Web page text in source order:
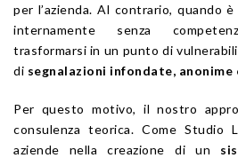
per l’azienda. Al contrario, quando
internamente senza
trasformarsi in un punto di
di segnalazioni infondate,
Per questo motivo, il nostro
consulenza teorica. Come Studio
aziende nella creazione di un